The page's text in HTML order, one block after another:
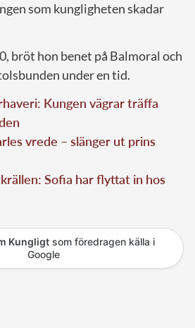
som kungligheten skadar
bröt hon benet på Balmoral och
under en tid.
Kungen vägrar träffa
vrede – slänger ut prins
Sofia har flyttat in hos
Kungligtsom föredragen källa i
Google